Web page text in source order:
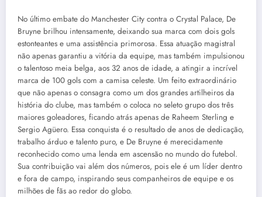
No último embate do Manchester City contra o Crystal Palace, De
Bruyne brilhou intensamente, deixando sua marca com dois gols
estonteantes e uma assistência primorosa. Essa atuação magistral
não apenas garantiu a vitória da equipe, mas também impulsionou
o talentoso meia belga, aos 32 anos de idade, a atingir a incrível
marca de 100 gols com a camisa celeste. Um feito extraordinário
que não apenas o consagra como um dos grandes artilheiros da
história do clube, mas também o coloca no seleto grupo dos três
maiores goleadores, ficando atrás apenas de Raheem Sterling e
Sergio Agüero. Essa conquista é o resultado de anos de dedicação,
trabalho árduo e talento puro, e De Bruyne é merecidamente
reconhecido como uma lenda em ascensão no mundo do futebol.
Sua contribuição vai além dos números, pois ele é um líder dentro
e fora de campo, inspirando seus companheiros de equipe e os
milhões de fãs ao redor do globo.